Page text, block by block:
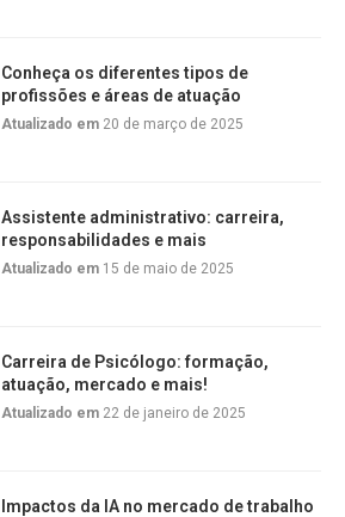
Conheça os diferentes tipos de
profissões e áreas de atuação
Atualizado em 20 de março de 2025
Assistente administrativo: carreira,
responsabilidades e mais
Atualizado em 15 de maio de 2025
Carreira de Psicólogo: formação,
atuação, mercado e mais!
Atualizado em 22 de janeiro de 2025
Impactos da IA no mercado de trabalho